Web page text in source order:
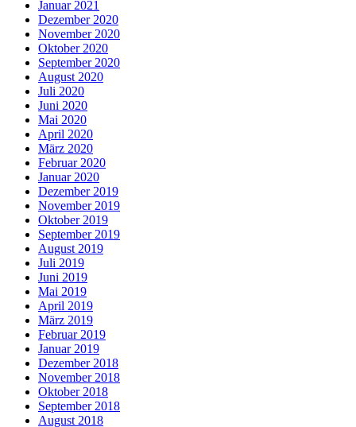
Januar 2021
Dezember 2020
November 2020
Oktober 2020
September 2020
August 2020
Juli 2020
Juni 2020
Mai 2020
April 2020
März 2020
Februar 2020
Januar 2020
Dezember 2019
November 2019
Oktober 2019
September 2019
August 2019
Juli 2019
Juni 2019
Mai 2019
April 2019
März 2019
Februar 2019
Januar 2019
Dezember 2018
November 2018
Oktober 2018
September 2018
August 2018